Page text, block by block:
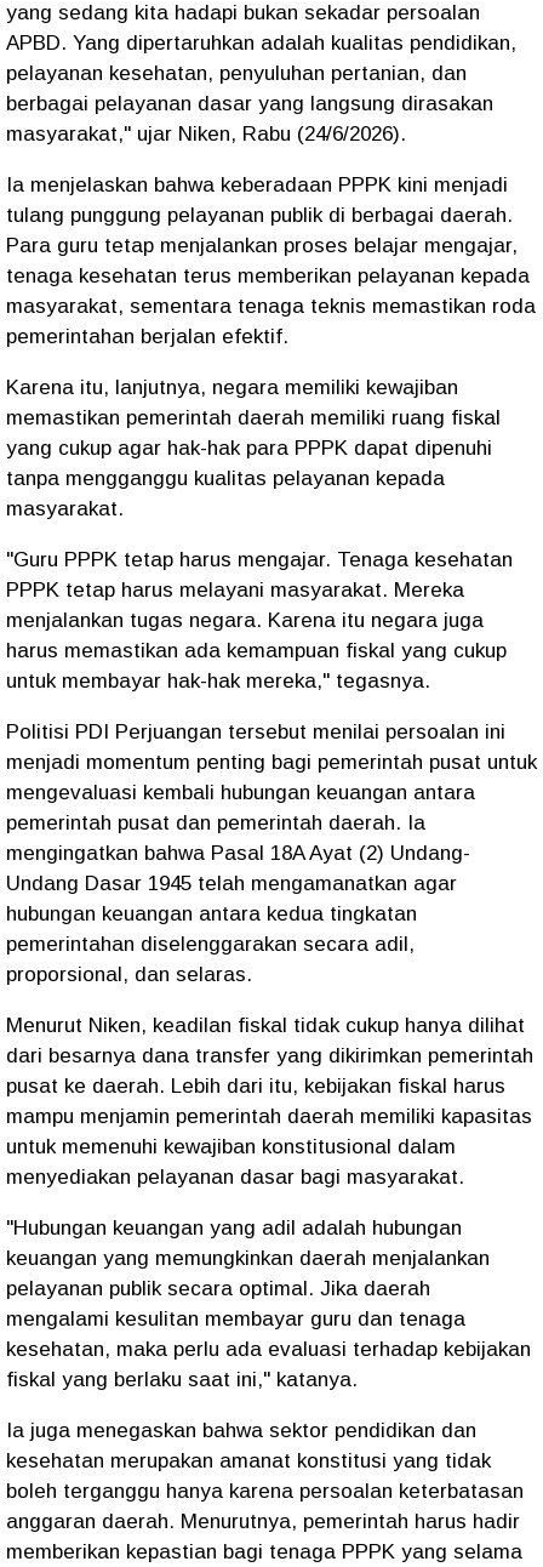
yang sedang kita hadapi bukan sekadar persoalan
APBD. Yang dipertaruhkan adalah kualitas pendidikan,
pelayanan kesehatan, penyuluhan pertanian, dan
berbagai pelayanan dasar yang langsung dirasakan
masyarakat," ujar Niken, Rabu (24/6/2026).
Ia menjelaskan bahwa keberadaan PPPK kini menjadi
tulang punggung pelayanan publik di berbagai daerah.
Para guru tetap menjalankan proses belajar mengajar,
tenaga kesehatan terus memberikan pelayanan kepada
masyarakat, sementara tenaga teknis memastikan roda
pemerintahan berjalan efektif.
Karena itu, lanjutnya, negara memiliki kewajiban
memastikan pemerintah daerah memiliki ruang fiskal
yang cukup agar hak-hak para PPPK dapat dipenuhi
tanpa mengganggu kualitas pelayanan kepada
masyarakat.
"Guru PPPK tetap harus mengajar. Tenaga kesehatan
PPPK tetap harus melayani masyarakat. Mereka
menjalankan tugas negara. Karena itu negara juga
harus memastikan ada kemampuan fiskal yang cukup
untuk membayar hak-hak mereka," tegasnya.
Politisi PDI Perjuangan tersebut menilai persoalan ini
menjadi momentum penting bagi pemerintah pusat untuk
mengevaluasi kembali hubungan keuangan antara
pemerintah pusat dan pemerintah daerah. Ia
mengingatkan bahwa Pasal 18A Ayat (2) Undang-
Undang Dasar 1945 telah mengamanatkan agar
hubungan keuangan antara kedua tingkatan
pemerintahan diselenggarakan secara adil,
proporsional, dan selaras.
Menurut Niken, keadilan fiskal tidak cukup hanya dilihat
dari besarnya dana transfer yang dikirimkan pemerintah
pusat ke daerah. Lebih dari itu, kebijakan fiskal harus
mampu menjamin pemerintah daerah memiliki kapasitas
untuk memenuhi kewajiban konstitusional dalam
menyediakan pelayanan dasar bagi masyarakat.
"Hubungan keuangan yang adil adalah hubungan
keuangan yang memungkinkan daerah menjalankan
pelayanan publik secara optimal. Jika daerah
mengalami kesulitan membayar guru dan tenaga
kesehatan, maka perlu ada evaluasi terhadap kebijakan
fiskal yang berlaku saat ini," katanya.
Ia juga menegaskan bahwa sektor pendidikan dan
kesehatan merupakan amanat konstitusi yang tidak
boleh terganggu hanya karena persoalan keterbatasan
anggaran daerah. Menurutnya, pemerintah harus hadir
memberikan kepastian bagi tenaga PPPK yang selama